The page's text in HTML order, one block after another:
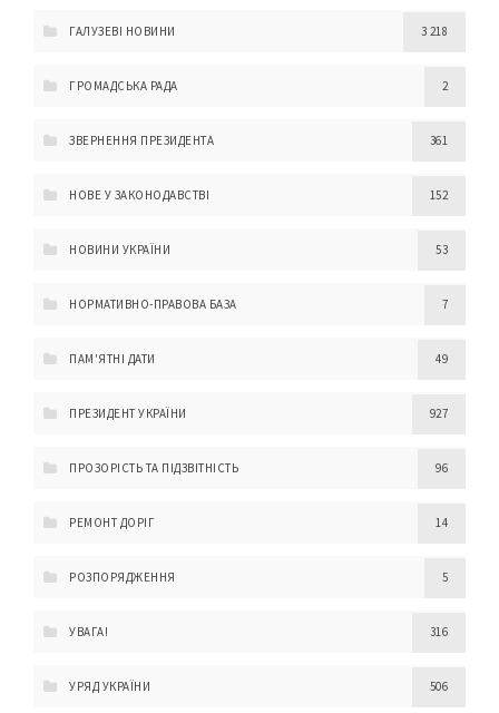
ГАЛУЗЕВІ НОВИНИ 3 218
ГРОМАДСЬКА РАДА 2
ЗВЕРНЕННЯ ПРЕЗИДЕНТА 361
НОВЕ У ЗАКОНОДАВСТВІ 152
НОВИНИ УКРАЇНИ 53
НОРМАТИВНО-ПРАВОВА БАЗА 7
ПАМ'ЯТНІ ДАТИ 49
ПРЕЗИДЕНТ УКРАЇНИ 927
ПРОЗОРІСТЬ ТА ПІДЗВІТНІСТЬ 96
РЕМОНТ ДОРІГ 14
РОЗПОРЯДЖЕННЯ 5
УВАГА! 316
УРЯД УКРАЇНИ 506